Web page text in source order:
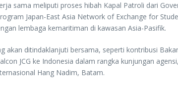
sama meliputi proses hibah Kapal Patroli dari
Japan-East Asia Network of Exchange for
lembaga kemaritiman di kawasan Asia-Pasifik.
akan ditindaklanjuti bersama, seperti kontribusi
JCG ke Indonesia dalam rangka kunjungan
Hang Nadim, Batam.